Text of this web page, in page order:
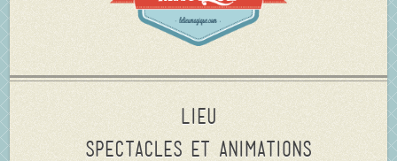
Lieu
Spectacles et animations